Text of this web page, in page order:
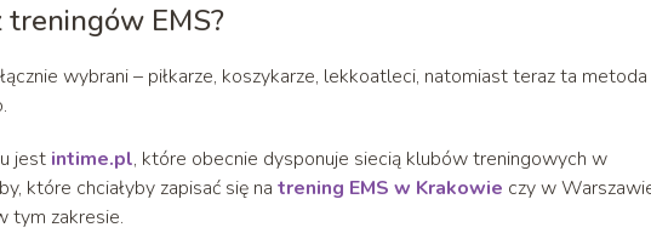
treningów EMS?
wybrani – piłkarze, koszykarze, lekkoatleci, natomiast teraz ta metoda
jest intime.pl, które obecnie dysponuje siecią klubów treningowych w
które chciałyby zapisać się na trening EMS w Krakowie czy w
tym zakresie.